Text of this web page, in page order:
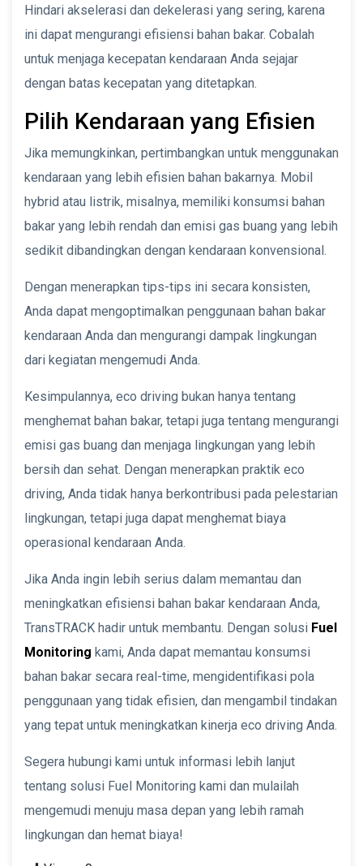
Hindari akselerasi dan dekelerasi yang sering, karena
ini dapat mengurangi efisiensi bahan bakar. Cobalah
untuk menjaga kecepatan kendaraan Anda sejajar
dengan batas kecepatan yang ditetapkan.
Pilih Kendaraan yang Efisien
Jika memungkinkan, pertimbangkan untuk menggunakan
kendaraan yang lebih efisien bahan bakarnya. Mobil
hybrid atau listrik, misalnya, memiliki konsumsi bahan
bakar yang lebih rendah dan emisi gas buang yang lebih
sedikit dibandingkan dengan kendaraan konvensional.
Dengan menerapkan tips-tips ini secara konsisten,
Anda dapat mengoptimalkan penggunaan bahan bakar
kendaraan Anda dan mengurangi dampak lingkungan
dari kegiatan mengemudi Anda.
Kesimpulannya, eco driving bukan hanya tentang
menghemat bahan bakar, tetapi juga tentang mengurangi
emisi gas buang dan menjaga lingkungan yang lebih
bersih dan sehat. Dengan menerapkan praktik eco
driving, Anda tidak hanya berkontribusi pada pelestarian
lingkungan, tetapi juga dapat menghemat biaya
operasional kendaraan Anda.
Jika Anda ingin lebih serius dalam memantau dan
meningkatkan efisiensi bahan bakar kendaraan Anda,
TransTRACK hadir untuk membantu. Dengan solusi Fuel
Monitoring kami, Anda dapat memantau konsumsi
bahan bakar secara real-time, mengidentifikasi pola
penggunaan yang tidak efisien, dan mengambil tindakan
yang tepat untuk meningkatkan kinerja eco driving Anda.
Segera hubungi kami untuk informasi lebih lanjut
tentang solusi Fuel Monitoring kami dan mulailah
mengemudi menuju masa depan yang lebih ramah
lingkungan dan hemat biaya!